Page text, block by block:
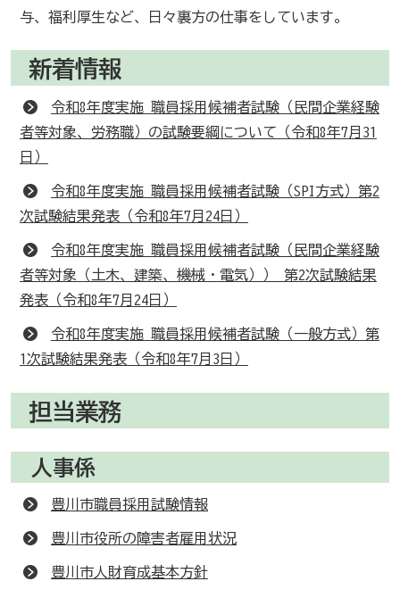
与、福利厚生など、日々裏方の仕事をしています。
新着情報
令和8年度実施 職員採用候補者試験（民間企業経験
者等対象、労務職）の試験要綱について（令和8年7月31
日）
令和8年度実施 職員採用候補者試験（SPI方式）第2
次試験結果発表（令和8年7月24日）
令和8年度実施 職員採用候補者試験（民間企業経験
者等対象（土木、建築、機械・電気）） 第2次試験結果
発表（令和8年7月24日）
令和8年度実施 職員採用候補者試験（一般方式）第
1次試験結果発表（令和8年7月3日）
担当業務
人事係
豊川市職員採用試験情報
豊川市役所の障害者雇用状況
豊川市人財育成基本方針